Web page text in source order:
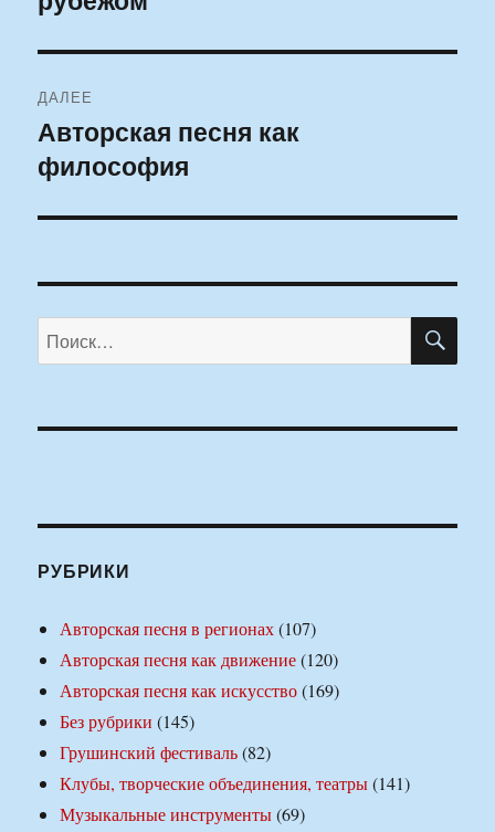
ДАЛЕЕ
Следующая
запись:
Авторская песня как
философия
Искать:
РУБРИКИ
Авторская песня в регионах(107)
Авторская песня как движение(120)
Авторская песня как искусство(169)
Без рубрики (145)
Грушинский фестиваль(82)
Клубы, творческие объединения, театры(141)
Музыкальные инструменты(69)